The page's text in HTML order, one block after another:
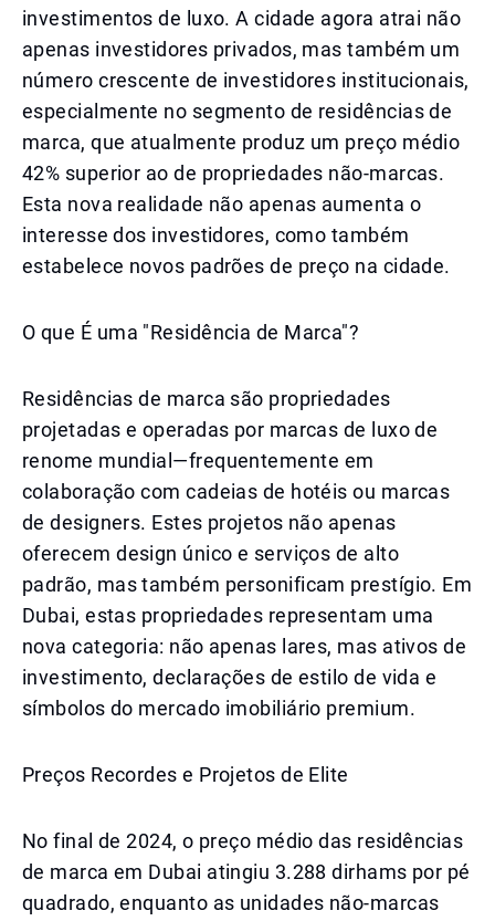
investimentos de luxo. A cidade agora atrai não
apenas investidores privados, mas também um
número crescente de investidores institucionais,
especialmente no segmento de residências de
marca, que atualmente produz um preço médio
42% superior ao de propriedades não-marcas.
Esta nova realidade não apenas aumenta o
interesse dos investidores, como também
estabelece novos padrões de preço na cidade.
O que É uma "Residência de Marca"?
Residências de marca são propriedades
projetadas e operadas por marcas de luxo de
renome mundial—frequentemente em
colaboração com cadeias de hotéis ou marcas
de designers. Estes projetos não apenas
oferecem design único e serviços de alto
padrão, mas também personificam prestígio. Em
Dubai, estas propriedades representam uma
nova categoria: não apenas lares, mas ativos de
investimento, declarações de estilo de vida e
símbolos do mercado imobiliário premium.
Preços Recordes e Projetos de Elite
No final de 2024, o preço médio das residências
de marca em Dubai atingiu 3.288 dirhams por pé
quadrado, enquanto as unidades não-marcas